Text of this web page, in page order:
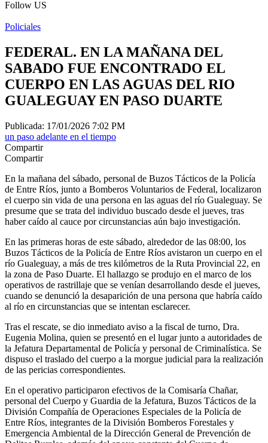
Follow US
Policiales
FEDERAL. EN LA MAÑANA DEL
SABADO FUE ENCONTRADO EL
CUERPO EN LAS AGUAS DEL RIO
GUALEGUAY EN PASO DUARTE
Publicada: 17/01/2026 7:02 PM
un paso adelante en el tiempo
Compartir
Compartir
En la mañana del sábado, personal de Buzos Tácticos de la Policía
de Entre Ríos, junto a Bomberos Voluntarios de Federal, localizaron
el cuerpo sin vida de una persona en las aguas del río Gualeguay. Se
presume que se trata del individuo buscado desde el jueves, tras
haber caído al cauce por circunstancias aún bajo investigación.
En las primeras horas de este sábado, alrededor de las 08:00, los
Buzos Tácticos de la Policía de Entre Ríos avistaron un cuerpo en el
río Gualeguay, a más de tres kilómetros de la Ruta Provincial 22, en
la zona de Paso Duarte. El hallazgo se produjo en el marco de los
operativos de rastrillaje que se venían desarrollando desde el jueves,
cuando se denunció la desaparición de una persona que habría caído
al río en circunstancias que se intentan esclarecer.
Tras el rescate, se dio inmediato aviso a la fiscal de turno, Dra.
Eugenia Molina, quien se presentó en el lugar junto a autoridades de
la Jefatura Departamental de Policía y personal de Criminalística. Se
dispuso el traslado del cuerpo a la morgue judicial para la realización
de las pericias correspondientes.
En el operativo participaron efectivos de la Comisaría Chañar,
personal del Cuerpo y Guardia de la Jefatura, Buzos Tácticos de la
División Compañía de Operaciones Especiales de la Policía de
Entre Ríos, integrantes de la División Bomberos Forestales y
Emergencia Ambiental de la Dirección General de Prevención de